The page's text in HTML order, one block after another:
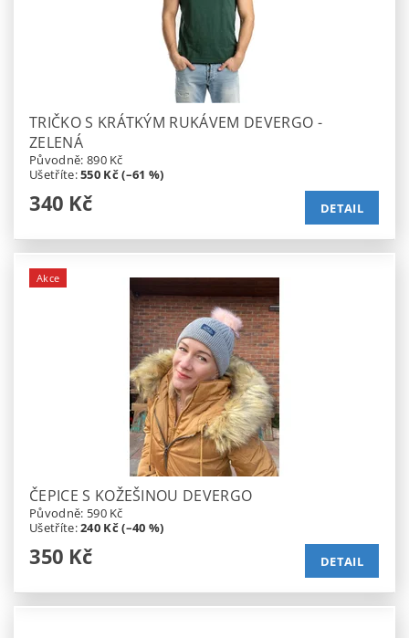
TRIČKO S KRÁTKÝM RUKÁVEM DEVERGO -
ZELENÁ
Původně: 890 Kč
Ušetříte:550 Kč (–61 %)
340 Kč DETAIL
Akce
ČEPICE S KOŽEŠINOU DEVERGO
Původně: 590 Kč
Ušetříte:240 Kč (–40 %)
350 Kč DETAIL